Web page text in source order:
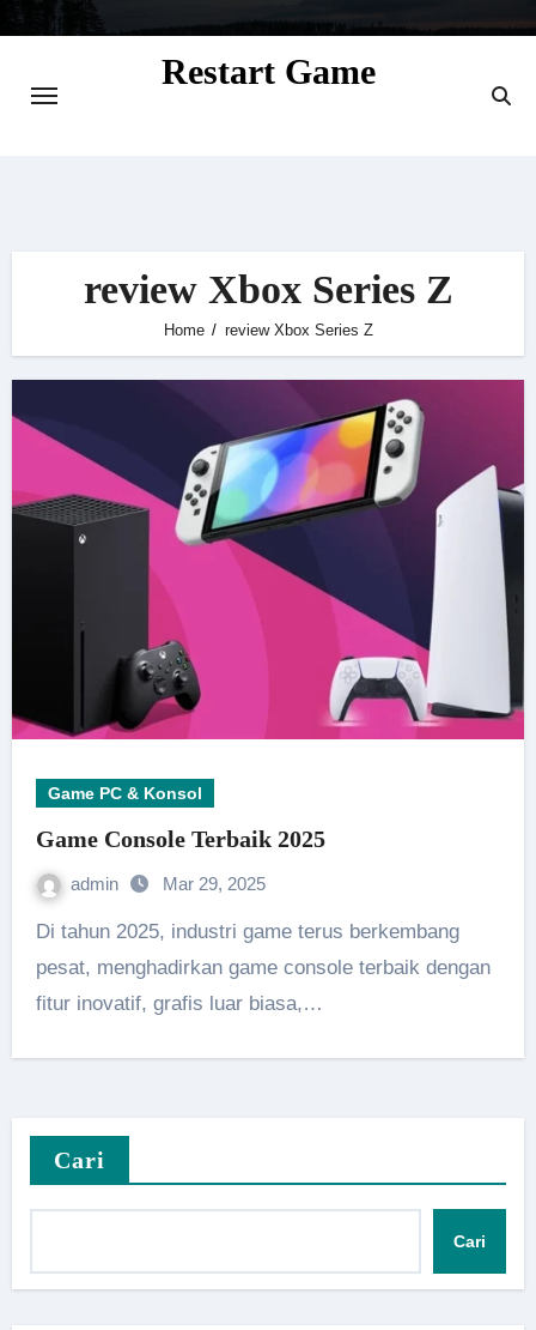
Restart Game
review Xbox Series Z
Home review Xbox Series Z
Game PC & Konsol
Game Console Terbaik 2025
admin Mar 29, 2025
Di tahun 2025, industri game terus berkembang
pesat, menghadirkan game console terbaik dengan
fitur inovatif, grafis luar biasa,…
Cari
Cari